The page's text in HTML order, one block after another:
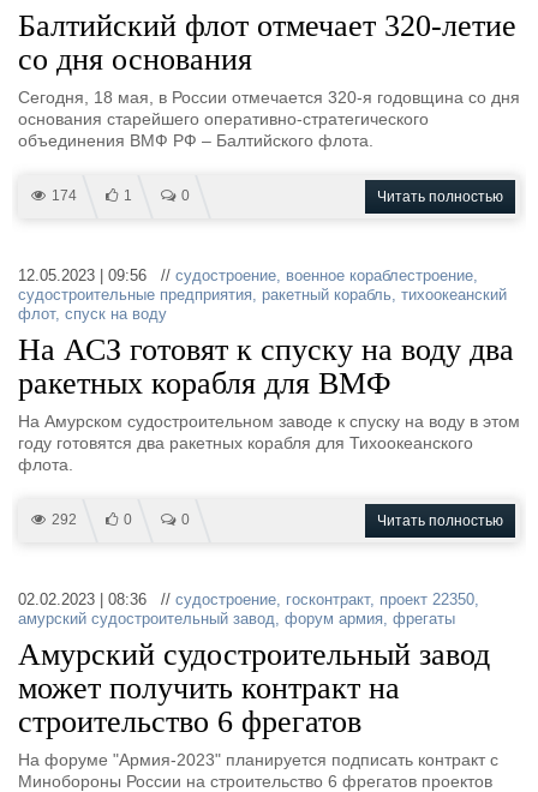
Балтийский флот отмечает 320-летие
со дня основания
Сегодня, 18 мая, в России отмечается 320-я годовщина со дня
основания старейшего оперативно-стратегического
объединения ВМФ РФ – Балтийского флота.
174 1 0 Читать полностью
12.05.2023 | 09:56 // судостроение, военное кораблестроение,
судостроительные предприятия, ракетный корабль, тихоокеанский
флот, спуск на воду
На АСЗ готовят к спуску на воду два
ракетных корабля для ВМФ
На Амурском судостроительном заводе к спуску на воду в этом
году готовятся два ракетных корабля для Тихоокеанского
флота.
292 0 0 Читать полностью
02.02.2023 | 08:36 // судостроение, госконтракт, проект 22350,
амурский судостроительный завод, форум армия, фрегаты
Амурский судостроительный завод
может получить контракт на
строительство 6 фрегатов
На форуме "Армия-2023" планируется подписать контракт с
Минобороны России на строительство 6 фрегатов проектов